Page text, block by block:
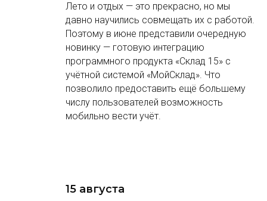
Лето и отдых — это прекрасно, но мы
давно научились совмещать их с работой.
Поэтому в июне представили очередную
новинку — готовую интеграцию
программного продукта «Склад 15» с
учётной системой «МойСклад». Что
позволило предоставить ещё большему
числу пользователей возможность
мобильно вести учёт.
15 августа